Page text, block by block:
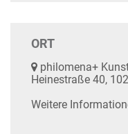
ORT
philomena+
Heinestraße 40,
Weitere